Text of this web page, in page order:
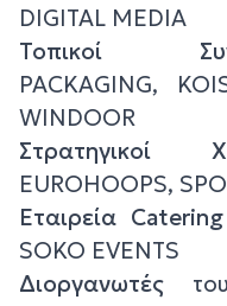
DIGITAL MEDIA
Τοπικοί
PACKAGING,
WINDOOR
Στρατηγικοί
EUROHOOPS,
Εταιρεία Catering
SOKO EVENTS
Διοργανωτές